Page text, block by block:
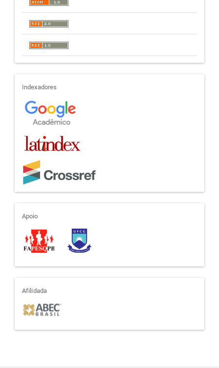
indexadores
Indexadores
apoio
Apoio
afiliada
Afilidada